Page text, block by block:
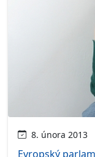
8. února 2013
Evropský